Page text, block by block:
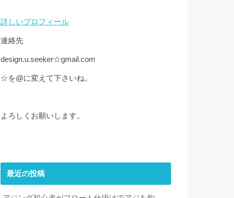
詳しいプロフィール
連絡先
design.u.seeker☆gmail.com
☆を@に変えて下さいね。
よろしくお願いします。
最近の投稿